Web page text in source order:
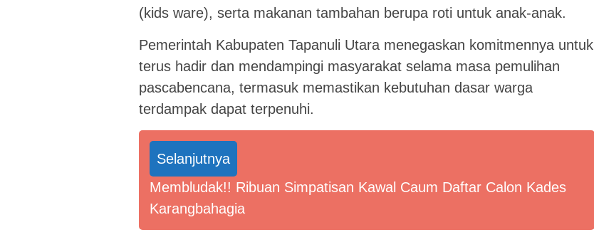
(kids ware), serta makanan tambahan berupa roti untuk anak-anak.
Pemerintah Kabupaten Tapanuli Utara menegaskan komitmennya untuk
terus hadir dan mendampingi masyarakat selama masa pemulihan
pascabencana, termasuk memastikan kebutuhan dasar warga
terdampak dapat terpenuhi.
Selanjutnya
Membludak!! Ribuan Simpatisan Kawal Caum Daftar Calon Kades
Karangbahagia